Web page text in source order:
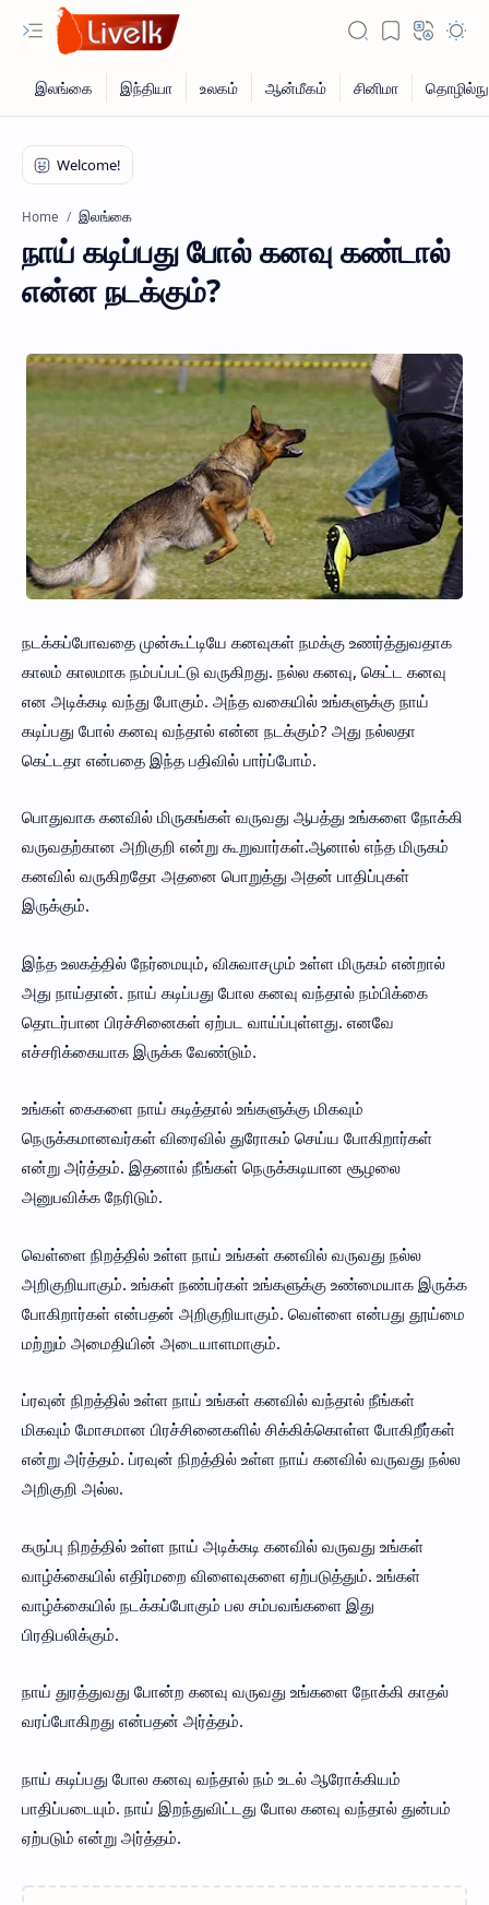
Home இலங்கை
நாய் கடிப்பது போல் கனவு கண்டால்
என்ன நடக்கும்?
நடக்கப்போவதை முன்கூட்டியே கனவுகள் நமக்கு உணர்த்துவதாக
காலம் காலமாக நம்பப்பட்டு வருகிறது. நல்ல கனவு, கெட்ட கனவு
என அடிக்கடி வந்து போகும். அந்த வகையில் உங்களுக்கு நாய்
கடிப்பது போல் கனவு வந்தால் என்ன நடக்கும்? அது நல்லதா
கெட்டதா என்பதை இந்த பதிவில் பார்ப்போம்.
பொதுவாக கனவில் மிருகங்கள் வருவது ஆபத்து உங்களை நோக்கி
வருவதற்கான அறிகுறி என்று கூறுவார்கள்.ஆனால் எந்த மிருகம்
கனவில் வருகிறதோ அதனை பொறுத்து அதன் பாதிப்புகள்
இருக்கும்.
இந்த உலகத்தில் நேர்மையும், விசுவாசமும் உள்ள மிருகம் என்றால்
அது நாய்தான். நாய் கடிப்பது போல கனவு வந்தால் நம்பிக்கை
தொடர்பான பிரச்சினைகள் ஏற்பட வாய்ப்புள்ளது. எனவே
எச்சரிக்கையாக இருக்க வேண்டும்.
உங்கள் கைகளை நாய் கடித்தால் உங்களுக்கு மிகவும்
நெருக்கமானவர்கள் விரைவில் துரோகம் செய்ய போகிறார்கள்
என்று அர்த்தம். இதனால் நீங்கள் நெருக்கடியான சூழலை
அனுபவிக்க நேரிடும்.
வெள்ளை நிறத்தில் உள்ள நாய் உங்கள் கனவில் வருவது நல்ல
அறிகுறியாகும். உங்கள் நண்பர்கள் உங்களுக்கு உண்மையாக இருக்க
போகிறார்கள் என்பதன் அறிகுறியாகும். வெள்ளை என்பது தூய்மை
மற்றும் அமைதியின் அடையாளமாகும்.
ப்ரவுன் நிறத்தில் உள்ள நாய் உங்கள் கனவில் வந்தால் நீங்கள்
மிகவும் மோசமான பிரச்சினைகளில் சிக்கிக்கொள்ள போகிறீர்கள்
என்று அர்த்தம். ப்ரவுன் நிறத்தில் உள்ள நாய் கனவில் வருவது நல்ல
அறிகுறி அல்ல.
கருப்பு நிறத்தில் உள்ள நாய் அடிக்கடி கனவில் வருவது உங்கள்
வாழ்க்கையில் எதிர்மறை விளைவுகளை ஏற்படுத்தும். உங்கள்
வாழ்க்கையில் நடக்கப்போகும் பல சம்பவங்களை இது
பிரதிபலிக்கும்.
நாய் துரத்துவது போன்ற கனவு வருவது உங்களை நோக்கி காதல்
வரப்போகிறது என்பதன் அர்த்தம்.
நாய் கடிப்பது போல கனவு வந்தால் நம் உடல் ஆரோக்கியம்
பாதிப்படையும். நாய் இறந்துவிட்டது போல கனவு வந்தால் துன்பம்
ஏற்படும் என்று அர்த்தம்.